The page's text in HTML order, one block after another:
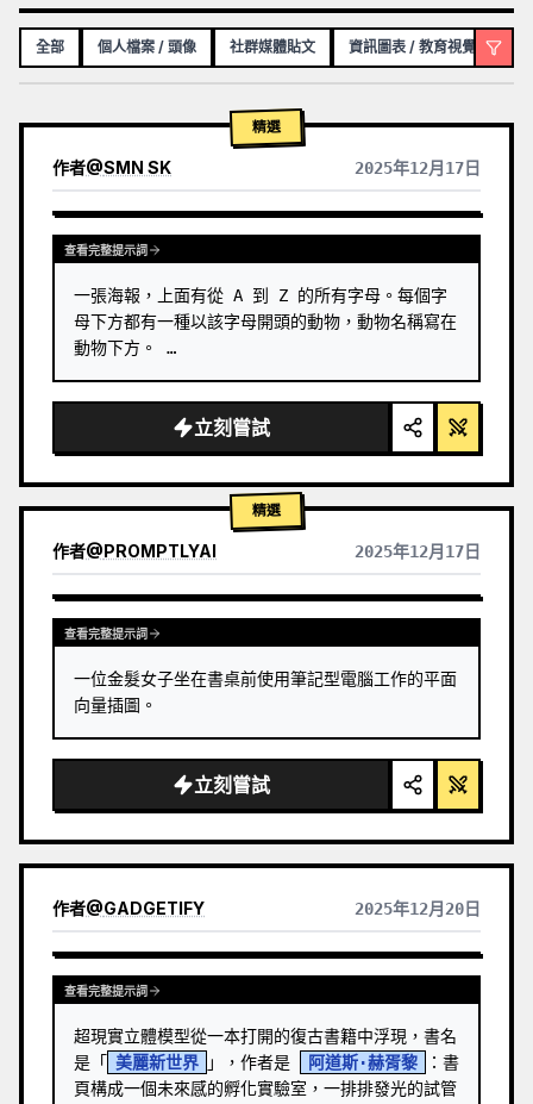
全部 個人檔案 / 頭像 社群媒體貼文 資訊圖表 / 教育視覺化內容
精選
作者@SMN SK 2025年12月17日
GPTIMAGE15PROMPTS.PROMPTCARD.VIEWOTHERMODELRESULTS
查看完整提示詞
一張海報，上面有從 A 到 Z 的所有字母。每個字
母下方都有一種以該字母開頭的動物，動物名稱寫在
動物下方。 …
立刻嘗試
精選
作者@PROMPTLYAI 2025年12月17日
查看完整提示詞
一位金髮女子坐在書桌前使用筆記型電腦工作的平面
向量插圖。
立刻嘗試
作者@GADGETIFY 2025年12月20日
查看完整提示詞
超現實立體模型從一本打開的復古書籍中浮現，書名
是「
美麗新世界 」，作者是 阿道斯·赫胥黎
：書
頁構成一個未來感的孵化實驗室，一排排發光的試管